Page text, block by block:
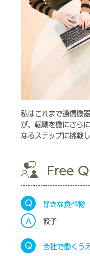
私はこれまで通信機
が、転職を機にさら
なるステップに挑戦
Free
Q
好きな食べ物
A
餃子
Q
会社で働くう